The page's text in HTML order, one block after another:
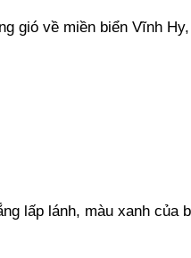
gió về miền biển Vĩnh
lấp lánh, màu xanh của